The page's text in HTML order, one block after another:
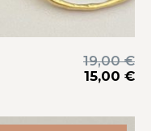
19,00€
15,00 €